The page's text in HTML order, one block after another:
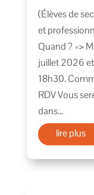
(Élèves de
et
Quand ? =>
juillet 2026
18h30.
RDV Vous
dans...
lire plus